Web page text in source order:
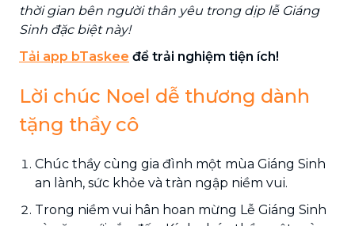
thời gian bên người thân yêu trong dịp lễ Giáng
Sinh đặc biệt này!
Tải app bTaskee để trải nghiệm tiện ích!
Lời chúc Noel dễ thương dành
tặng thầy cô
Chúc thầy cùng gia đình một mùa Giáng Sinh
an lành, sức khỏe và tràn ngập niềm vui.
Trong niềm vui hân hoan mừng Lễ Giáng Sinh